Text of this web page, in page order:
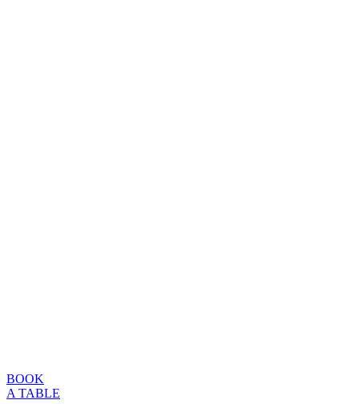
BOOK
A TABLE